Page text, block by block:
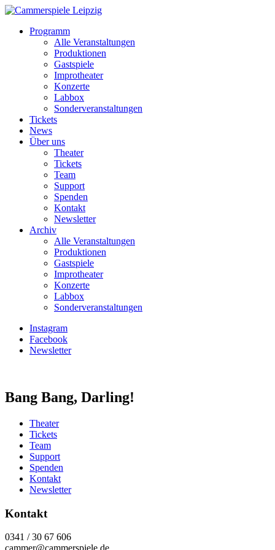
Programm
Alle Veranstaltungen
Produktionen
Gastspiele
Improtheater
Konzerte
Labbox
Sonderveranstaltungen
Tickets
News
Über uns
Theater
Tickets
Team
Support
Spenden
Kontakt
Newsletter
Archiv
Alle Veranstaltungen
Produktionen
Gastspiele
Improtheater
Konzerte
Labbox
Sonderveranstaltungen
Instagram
Facebook
Newsletter
Bang Bang, Darling!
Theater
Tickets
Team
Support
Spenden
Kontakt
Newsletter
Kontakt
0341 / 30 67 606